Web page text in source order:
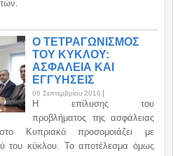
Ο ΤΕΤΡΑΓΩΝΙΣΜΟΣ
ΤΟΥ ΚΥΚΛΟΥ:
ΑΣΦΑΛΕΙΑ ΚΑΙ
ΕΓΓΥΗΣΕΙΣ
06 Σεπτεμβρίου 2016
H επίλυσης του
προβλήματος της ασφάλειας
Κυπριακό προσομοιάζει με
του κύκλου. Το αποτέλεσμα όμως